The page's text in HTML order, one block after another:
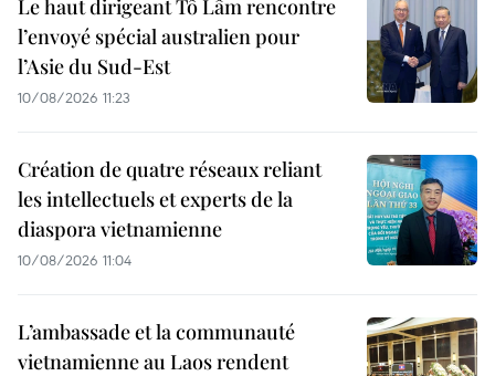
Le haut dirigeant Tô Lâm rencontre
l’envoyé spécial australien pour
l’Asie du Sud-Est
10/08/2026 11:23
Création de quatre réseaux reliant
les intellectuels et experts de la
diaspora vietnamienne
10/08/2026 11:04
L’ambassade et la communauté
vietnamienne au Laos rendent